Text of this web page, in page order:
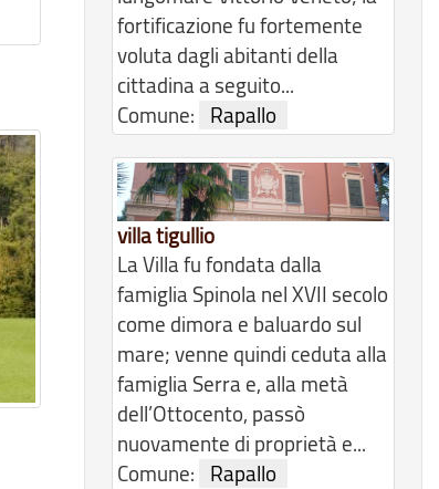
fortificazione fu fortemente
voluta dagli abitanti della
cittadina a seguito...
Comune:
Rapallo
villa tigullio
La Villa fu fondata dalla
famiglia Spinola nel XVII secolo
come dimora e baluardo sul
mare; venne quindi ceduta alla
famiglia Serra e, alla metà
dell’Ottocento, passò
nuovamente di proprietà e...
Comune:
Rapallo